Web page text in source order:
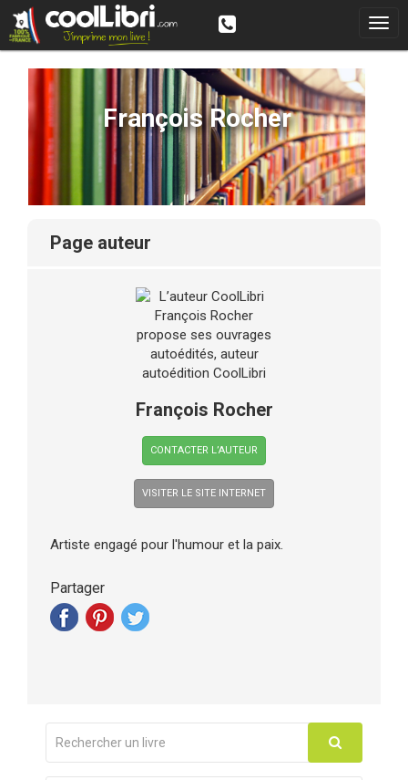
François Rocher
page auteur
François Rocher
CONTACTER L’AUTEUR
VISITER LE SITE INTERNET
Artiste engagé pour l'humour et la paix.
Partager